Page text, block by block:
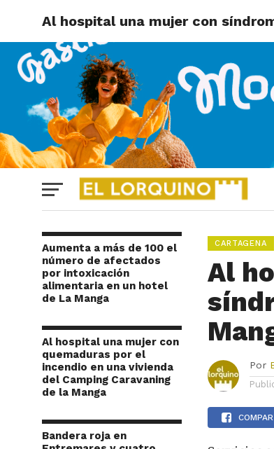
Al hospital una mujer con
Aumenta a más de 100 el
número de afectados
por intoxicación
alimentaria en un hotel
de La Manga
Al hospital una mujer con
quemaduras por el
incendio en una vivienda
del Camping Caravaning
de la Manga
Bandera roja en
CARTAGENA
Al
Por